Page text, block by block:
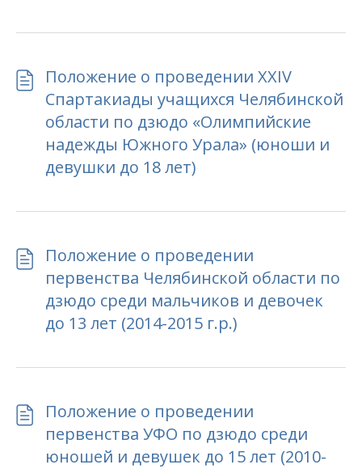
Положение о проведении XXIV
Спартакиады учащихся Челябинской
области по дзюдо «Олимпийские
надежды Южного Урала» (юноши и
девушки до 18 лет)
Положение о проведении
первенства Челябинской области по
дзюдо среди мальчиков и девочек
до 13 лет (2014-2015 г.р.)
Положение о проведении
первенства УФО по дзюдо среди
юношей и девушек до 15 лет (2010-